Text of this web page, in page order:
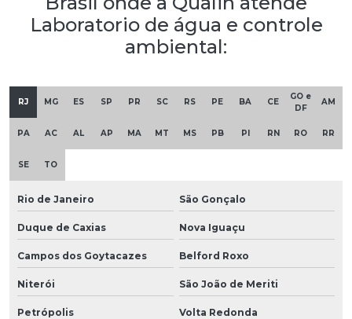
Laboratorio de água e controle
ambiental:
RJ MG ES SP PR SC RS PE BA CE
GO e
DF
AM
PA AC AL AP MA MT MS PB PI RN RO RR
SE TO
Rio de Janeiro São Gonçalo
Duque de Caxias Nova Iguaçu
Campos dos Goytacazes Belford Roxo
Niterói São João de Meriti
Petrópolis Volta Redonda